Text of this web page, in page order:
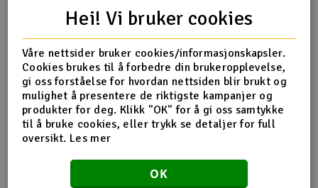
Raketter
Smarthjem, lek & hobby
Solenergi
Sparkesykler & elkjøretøy
Verktøy, utstyr & tilbehør
Anmeldelser
Produktinformasjon
1952 Carriers, stub axle (rear) (2)
Flere detaljer
Produktet er
Reservedeler Traxxas
Hei! Vi bruker cookies
Våre nettsider bruker cookies/informasjonskapsler.
Cookies brukes til å forbedre din brukeropplevelse,
gi oss forståelse for hvordan nettsiden blir brukt og
mulighet å presentere de riktigste kampanjer og
produkter for deg. Klikk "OK" for å gi oss samtykke
til å bruke cookies, eller trykk se detaljer for full
oversikt. Les mer
OK